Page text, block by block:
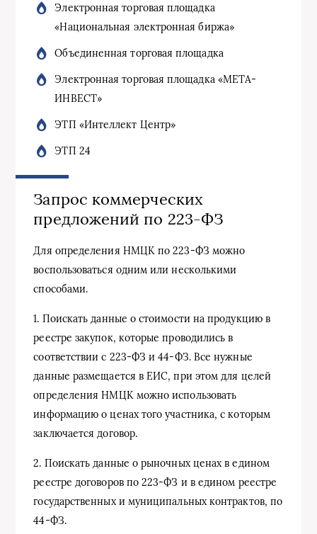
Электронная торговая площадка
«Национальная электронная биржа»
Объединенная торговая площадка
Электронная торговая площадка «МЕТА-
ИНВЕСТ»
ЭТП «Интеллект Центр»
ЭТП 24
Запрос коммерческих
предложений по 223-ФЗ
Для определения НМЦК по 223-ФЗ можно
воспользоваться одним или несколькими
способами.
1. Поискать данные о стоимости на продукцию в
реестре закупок, которые проводились в
соответствии с 223-ФЗ и 44-ФЗ. Все нужные
данные размещается в ЕИС, при этом для целей
определения НМЦК можно использовать
информацию о ценах того участника, с которым
заключается договор.
2. Поискать данные о рыночных ценах в едином
реестре договоров по 223-ФЗ и в едином реестре
государственных и муниципальных контрактов, по
44-ФЗ.